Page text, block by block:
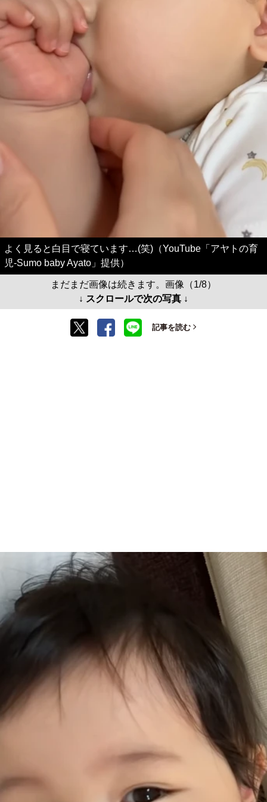
よく見ると白目で寝ています…(笑)（YouTube「アヤトの育
児-Sumo baby Ayato」提供）
まだまだ画像は続きます。画像（1/8）
↓ スクロールで次の写真 ↓
記事を読む